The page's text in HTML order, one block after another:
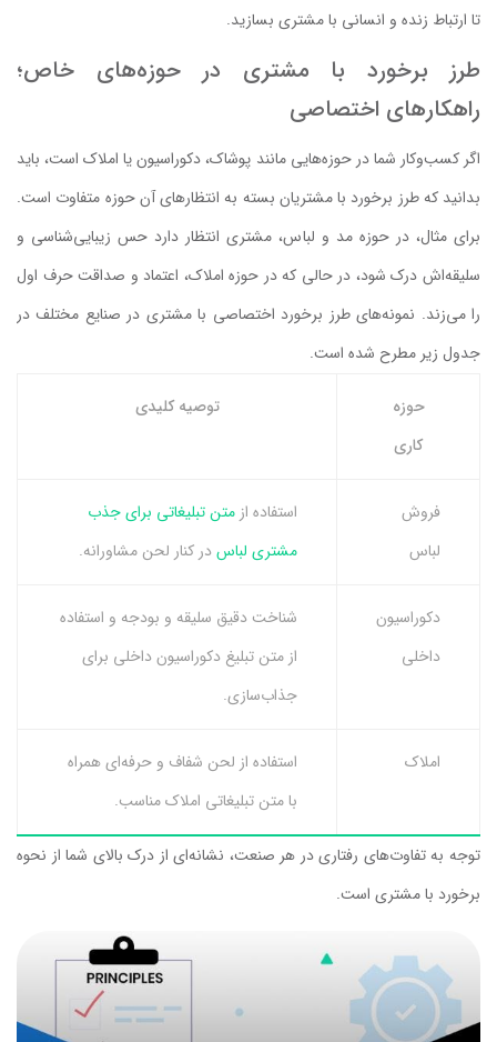
تا ارتباط زنده و انسانی با مشتری بسازید.
طرز برخورد با مشتری در حوزه‌های خاص؛
راهکارهای اختصاصی
اگر کسب‌وکار شما در حوزه‌هایی مانند پوشاک، دکوراسیون یا املاک است، باید
بدانید که طرز برخورد با مشتریان بسته به انتظارهای آن حوزه متفاوت است.
برای مثال، در حوزه مد و لباس، مشتری انتظار دارد حس زیبایی‌شناسی و
سلیقه‌اش درک شود، در حالی که در حوزه املاک، اعتماد و صداقت حرف اول
را می‌زند. نمونه‌های طرز برخورد اختصاصی با مشتری در صنایع مختلف در
جدول زیر مطرح شده است.
حوزه
کاری
توصیه کلیدی
فروش
لباس
استفاده از متن تبلیغاتی برای جذب
مشتری لباس در کنار لحن مشاورانه.
دکوراسیون
داخلی
شناخت دقیق سلیقه و بودجه و استفاده
از متن تبلیغ دکوراسیون داخلی برای
جذاب‌سازی.
املاک
استفاده از لحن شفاف و حرفه‌ای همراه
با متن تبلیغاتی املاک مناسب.
توجه به تفاوت‌های رفتاری در هر صنعت، نشانه‌ای از درک بالای شما از نحوه
برخورد با مشتری است.